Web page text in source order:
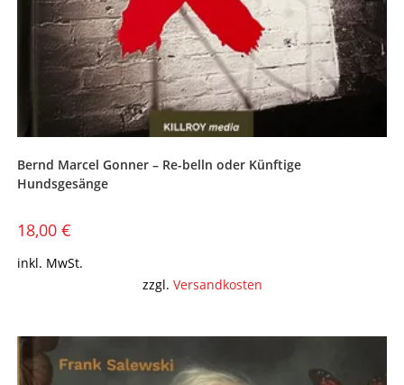
Bernd Marcel Gonner – Re-belln oder Künftige
Hundsgesänge
18,00 €
inkl. MwSt.
zzgl. Versandkosten